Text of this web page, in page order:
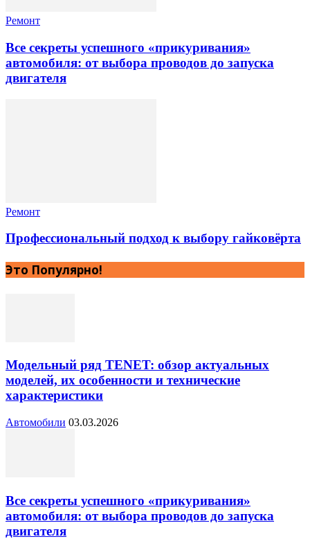
Ремонт
Все секреты успешного «прикуривания»
автомобиля: от выбора проводов до запуска
двигателя
Ремонт
Профессиональный подход к выбору гайковёрта
Это Популярно!
Модельный ряд TENET: обзор актуальных
моделей, их особенности и технические
характеристики
Автомобили 03.03.2026
Все секреты успешного «прикуривания»
автомобиля: от выбора проводов до запуска
двигателя